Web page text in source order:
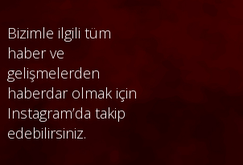
Bizimle ilgili tüm
haber ve
gelişmelerden
haberdar olmak için
Instagram’da takip
edebilirsiniz.